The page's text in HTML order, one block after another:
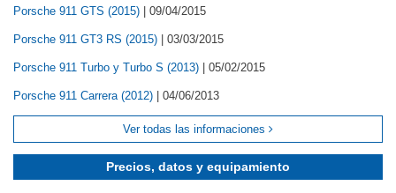
Precios, datos y equipamiento
Porsche 911 GTS (2015) 09/04/2015
Porsche 911 GT3 RS (2015) 03/03/2015
Porsche 911 Turbo y Turbo S (2013) 05/02/2015
Porsche 911 Carrera (2012) 04/06/2013
Ver todas las informaciones